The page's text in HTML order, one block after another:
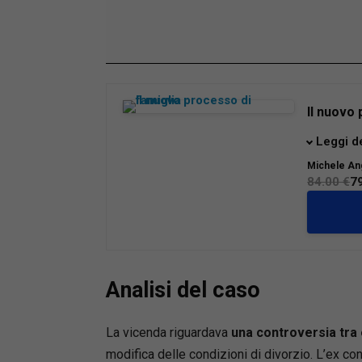
66.17%
Il nuovo
La
riforma
modo di
familiari,
e
gli
Leggi
Michele
84.00 €
Analisi del caso
La vicenda riguardava una controversia tra
modifica delle condizioni di divorzio. L’ex